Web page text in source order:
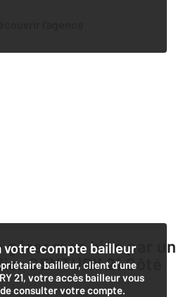
votre compte bailleur
bailleur, client d’une
21, votre accès bailleur vous
consulter votre compte.
gérer mon bien par un
CENTURY 21 Côté